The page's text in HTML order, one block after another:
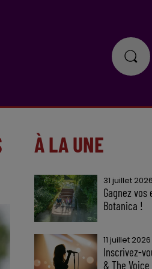
À LA UNE
31 juillet 2026
Gagnez vos
Botanica !
11 juillet 2026
Inscrivez-
& The